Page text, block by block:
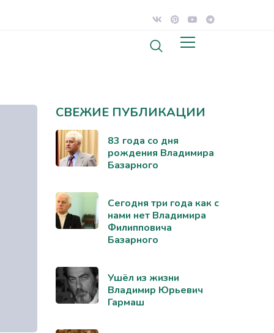
СВЕЖИЕ ПУБЛИКАЦИИ
83 года со дня
рождения Владимира
Базарного
Сегодня три года как с
нами нет Владимира
Филипповича
Базарного
Ушёл из жизни
Владимир Юрьевич
Гармаш